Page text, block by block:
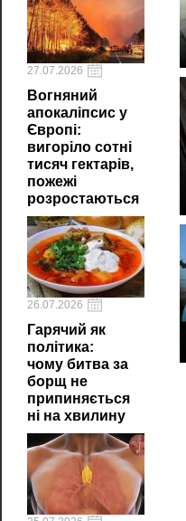
27.07.2026
Вогняний
апокаліпсис у
Європі:
вигоріло сотні
тисяч гектарів,
пожежі
розростаються
26.07.2026
Гарячий як
політика:
чому битва за
борщ не
припиняється
ні на хвилину